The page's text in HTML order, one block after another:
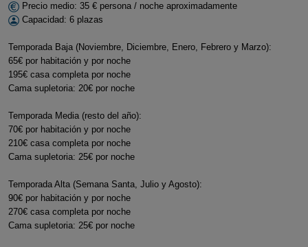
Precio medio: 35 € persona / noche aproximadamente
Capacidad: 6 plazas
Temporada Baja (Noviembre, Diciembre, Enero, Febrero y Marzo):
65€ por habitación y por noche
195€ casa completa por noche
Cama supletoria: 20€ por noche
Temporada Media (resto del año):
70€ por habitación y por noche
210€ casa completa por noche
Cama supletoria: 25€ por noche
Temporada Alta (Semana Santa, Julio y Agosto):
90€ por habitación y por noche
270€ casa completa por noche
Cama supletoria: 25€ por noche